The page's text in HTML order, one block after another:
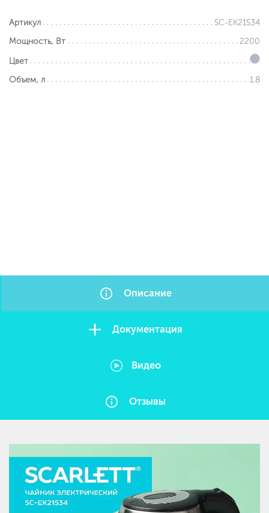
Артикул
SC-EK21S34
Мощность, Вт
2200
Цвет
Объем, л
1.8
Описание
Документация
Видео
Отзывы